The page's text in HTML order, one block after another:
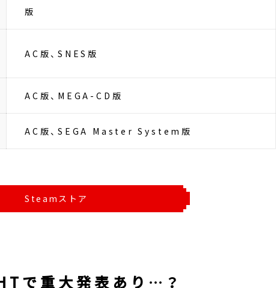
版
AC版、SNES版
AC版、MEGA-CD版
AC版、SEGA Master System版
Steamストア
で重大発表あり…？